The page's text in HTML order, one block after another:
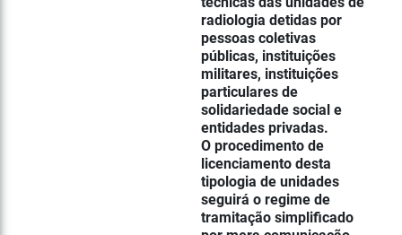
radiologia detidas por
pessoas coletivas
públicas, instituições
militares, instituições
particulares de
solidariedade social e
entidades privadas.
O procedimento de
licenciamento desta
tipologia de unidades
seguirá o regime de
tramitação simplificado